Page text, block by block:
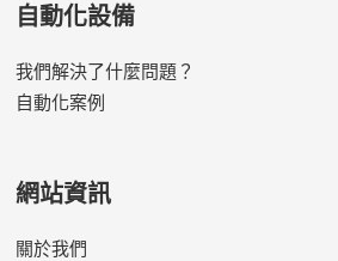
自動化設備
我們解決了什麼問題？
自動化案例
網站資訊
關於我們